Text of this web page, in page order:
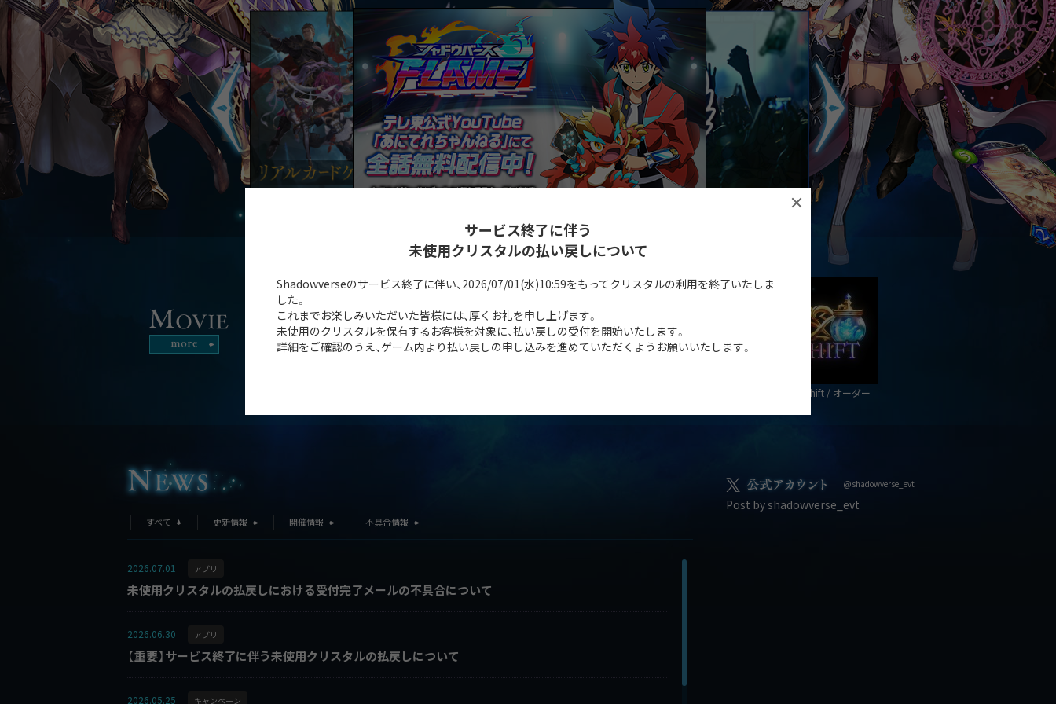
サービス終了に伴う
未使用クリスタルの払い戻しについて
Shadowverseのサービス終了に伴い、2026/07/01(水)10:59をもってクリスタルの利用を終了いたしま
した。
これまでお楽しみいただいた皆様には、厚くお礼を申し上げます。
未使用のクリスタルを保有するお客様を対象に、払い戻しの受付を開始いたします。
詳細をご確認のうえ、ゲーム内より払い戻しの申し込みを進めていただくようお願いいたします。
第30弾カードパック「Order Shift / オーダー
すべて 更新情報 開催情報 不具合情報
2026.07.01 アプリ
未使用クリスタルの払戻しにおける受付完了メールの不具合について
2026.06.30 アプリ
【重要】サービス終了に伴う未使用クリスタルの払戻しについて
2026.05.25 キャンペーン
@shadowverse_evt
Post by shadowverse_evt